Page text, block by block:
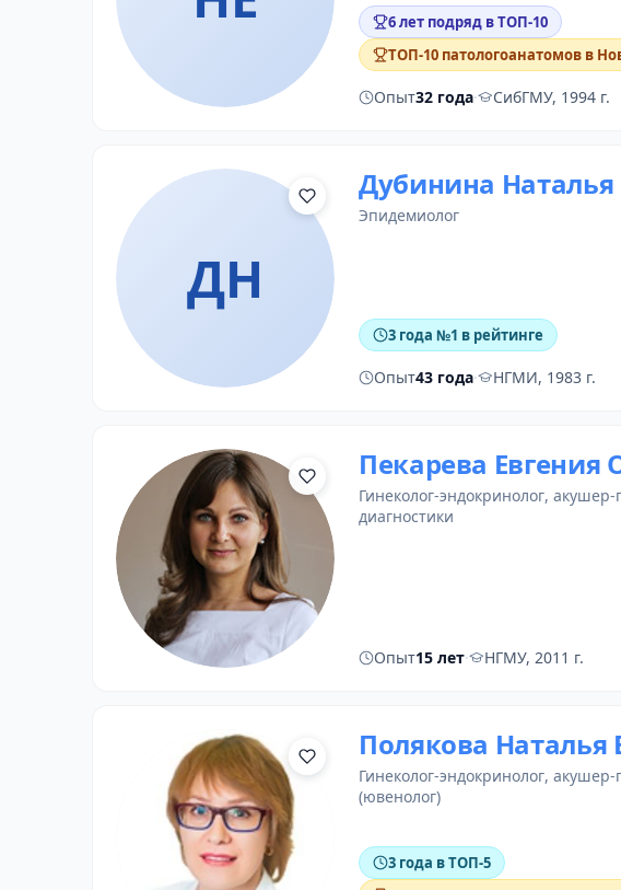
6 лет подряд в ТОП-10
ТОП-10 патологоанатомов в
Опыт32 года· СибГМУ, 1994 г.
ДН
Дубинина
эпидемиолог
3 года №1 в рейтинге
Опыт43 года· НГМИ, 1983 г.
Пекарева Евгения
гинеколог-эндокринолог, акушер-
диагностики
Опыт15 лет· НГМУ, 2011 г.
Полякова
гинеколог-эндокринолог, акушер-
(ювенолог)
3 года в ТОП-5